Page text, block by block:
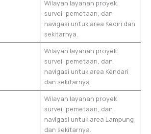
Wilayah layanan proyek
survei, pemetaan, dan
navigasi untuk area Kediri dan
sekitarnya.
Wilayah layanan proyek
survei, pemetaan, dan
navigasi untuk area Kendari
dan sekitarnya.
Wilayah layanan proyek
survei, pemetaan, dan
navigasi untuk area Lampung
dan sekitarnya.